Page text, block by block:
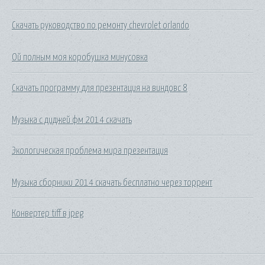
Скачать руководство по ремонту chevrolet orlando
Ой полным моя коробушка минусовка
Скачать программу для презентация на виндовс 8
Музыка с диджей фм 2014 скачать
Экологическая проблема мира презентация
Музыка сборники 2014 скачать бесплатно через торрент
Конвертер tiff в jpeg